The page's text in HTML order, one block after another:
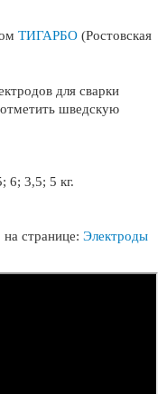
ТИГАРБО (Ростовская
для сварки
шведскую
6; 3,5; 5 кг.
странице: Электроды